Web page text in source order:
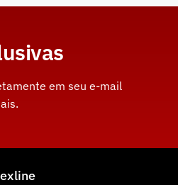
em seu e-mail